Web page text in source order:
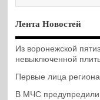
Лента Новостей
Из воронежской
невыключенной
Первые лица
В МЧС